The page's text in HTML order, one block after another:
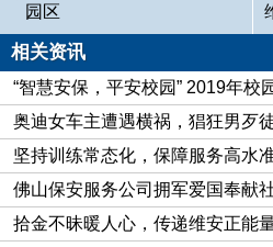
当日下午16时许，中保维安驻
迁二人在外出处理公务完成后，正
过天佑城新桂路路段时，一名妇
二人赶忙上前了解情况，发现该妇
童，用衣服紧紧捂住小孩的头部，
了鲜血。情况紧急，白欣、张迁二
送往乐从医院进行救治。经医生处
子安全后，二人默默离开了现场
园区
相关资讯
奥迪女车主遭遇横祸，猖狂男歹
坚持训练常态化，保障服务高水
佛山保安服务公司拥军爱国奉献
拾金不昧暖人心，传递维安正能